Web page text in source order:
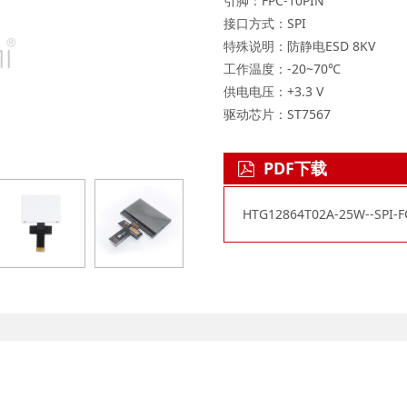
接口方式：SPI
特殊说明：防静电ESD 8KV
工作温度：-20~70℃
供电电压：+3.3 V
驱动芯片：ST7567
PDF下载
HTG12864T02A-25W--SPI-